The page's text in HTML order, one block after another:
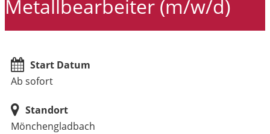
Metallbearbeiter (m/w/d)
Start Datum
Ab sofort
Standort
Mönchengladbach